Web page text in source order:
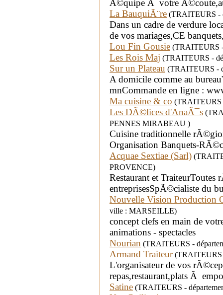
Ã©quipe Ã votre
La BauquiÃ¨re (TRAITEURS -
Dans un cadre de verdure
de vos mariages,CE
Lou Fin Gousie (TRAITEURS
Les Rois Maj (TRAITEURS -
Sur un Plateau (TRAITEURS -
A domicile comme au
mnCommande en ligne :
Ma cuisine & co (TRAITEURS
Les DÃ©lices d'AnaÃ¯s
PENNES MIRABEAU )
Cuisine traditionnelle
Organisation Banquets-
Acquae Sextiae (Sarl)
PROVENCE)
Restaurant et TraiteurToutes
entreprisesSpÃ©cialiste du
Nouvelle Vision Production
ville : MARSEILLE)
concept clefs en main de
animations - spectacles
Nourian (TRAITEURS -
Armand Traiteur(TRAITEURS
L'organisateur de vos
repas,restaurant,plats Ã
Satine (TRAITEURS -